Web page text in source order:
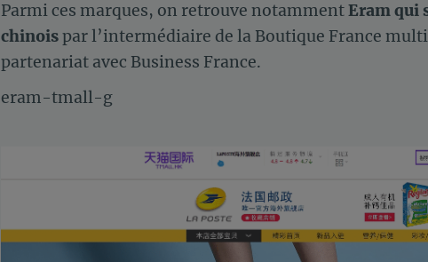
Parmi ces marques, on retrouve notammentEram qui
chinoispar l’intermédiaire de la Boutique France
partenariat avec Business France.
eram-tmall-g